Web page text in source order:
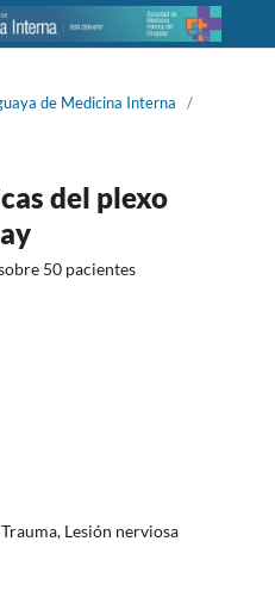
de Medicina Interna
/
del plexo
50 pacientes
Lesión nerviosa